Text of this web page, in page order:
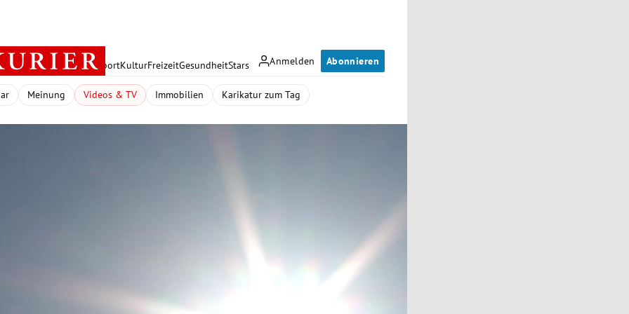
Anmelden Abonnieren
PolitikWirtschaft SportKulturFreizeitGesundheitStars
Meinung Videos & TV Immobilien Karikatur zum Tag